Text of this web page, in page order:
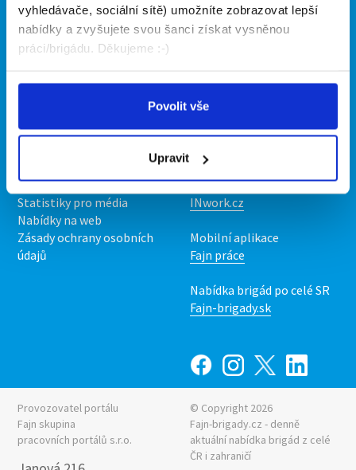
vyhledávače, sociální sítě) umožníte zobrazovat lepší
nabídky a zvyšujete svou šanci získat vysněnou
práci/brigádu. Děkujeme :-)
Povolit vše
Upravit
Články
Hledané brigády
Vložit inzerát
Ceník
Kontakt
Upravit předvolby cookies
Statistiky pro média
Nabídky na web
Zásady ochrany osobních
údajů
Naše další projekty
Mobilní aplikace
Nabídka práce z celé ČR
INwork.cz
Mobilní aplikace
Fajn práce
Nabídka brigád po celé SR
Fajn-brigady.sk
Provozovatel portálu
Fajn skupina
pracovních portálů s.r.o.
© Copyright 2026
Fajn-brigady.cz - denně
aktuální nabídka brigád z celé
ČR i zahraničí